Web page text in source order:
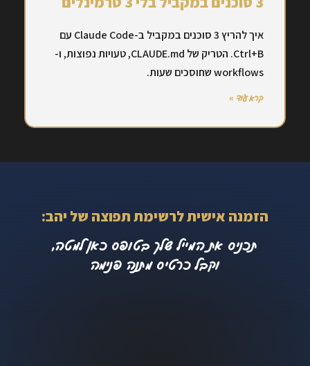
איך להריץ 3 סוכנים במקביל ב-Claude Code עם
Ctrl+B. הטריק של CLAUDE.md, טעויות נפוצות, ו-
workflows שחוסכים שעות.
קרא עוד »
הזמנה אישית לרשימת תפוצה של יהב:
תכניס את המייל שלך בטופס כאן למטה,
וקבל כרטיס מתנה פנימה